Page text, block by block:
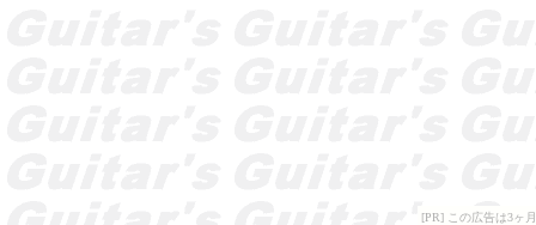
[PR] この広告は3ヶ